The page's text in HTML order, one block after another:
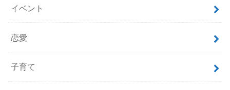
イベント
恋愛
子育て